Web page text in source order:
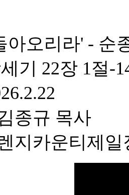
아오리라' - 순
기 22장 1절-
종규 목사
지카운티제